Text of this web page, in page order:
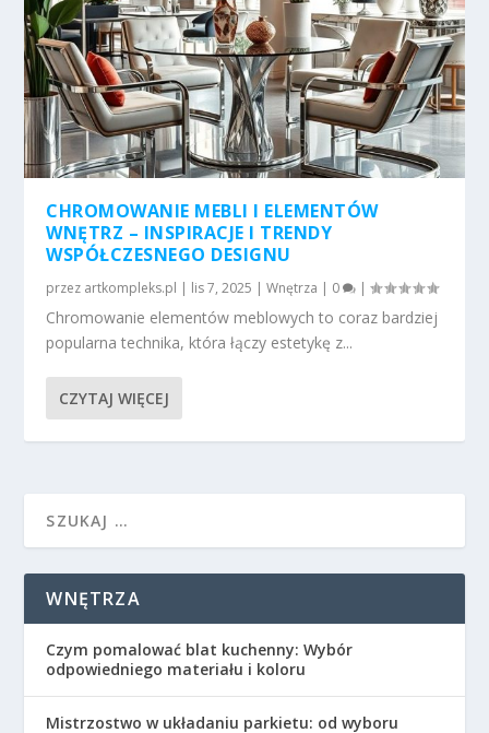
CHROMOWANIE MEBLI I ELEMENTÓW
WNĘTRZ – INSPIRACJE I TRENDY
WSPÓŁCZESNEGO DESIGNU
przez artkompleks.pl | lis 7, 2025 |Wnętrza | 0 |
Chromowanie elementów meblowych to coraz bardziej
popularna technika, która łączy estetykę z...
CZYTAJ WIĘCEJ
WNĘTRZA
Czym pomalować blat kuchenny: Wybór
odpowiedniego materiału i koloru
Mistrzostwo w układaniu parkietu: od wyboru